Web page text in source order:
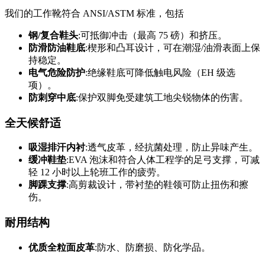
我们的工作靴符合 ANSI/ASTM 标准，包括
钢/复合鞋头:可抵御冲击（最高 75 磅）和挤压。
防滑防油鞋底:楔形和凸耳设计，可在潮湿/油滑表面上保
持稳定。
电气危险防护:绝缘鞋底可降低触电风险（EH 级选
项）。
防刺穿中底:保护双脚免受建筑工地尖锐物体的伤害。
全天候舒适
吸湿排汗内衬:透气皮革，经抗菌处理，防止异味产生。
缓冲鞋垫:EVA 泡沫和符合人体工程学的足弓支撑，可减
轻 12 小时以上轮班工作的疲劳。
脚踝支撑:高剪裁设计，带衬垫的鞋领可防止扭伤和擦
伤。
耐用结构
优质全粒面皮革:防水、防磨损、防化学品。